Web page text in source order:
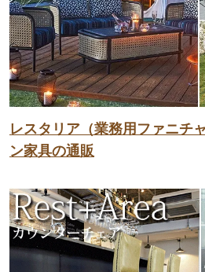
レスタリア（業務用ファニチ
ン家具の通販